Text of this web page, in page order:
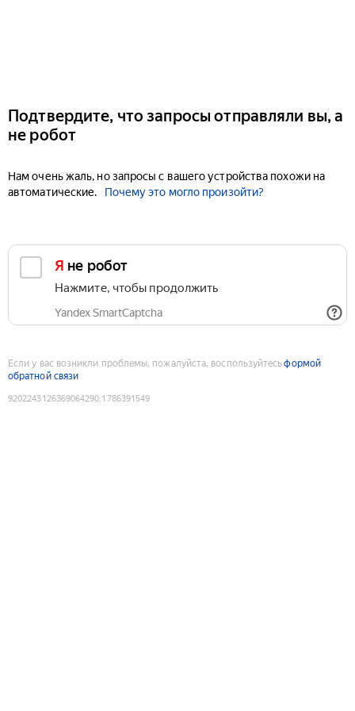
Подтвердите, что запросы отправляли вы, а
не робот
Нам очень жаль, но запросы с вашего устройства похожи на
автоматические.
Почему это могло произойти?
Я не робот
Нажмите, чтобы продолжить
Yandex SmartCaptcha
Если у вас возникли проблемы, пожалуйста, воспользуйтесьформой
обратной связи
9202243126369064290:1786391549